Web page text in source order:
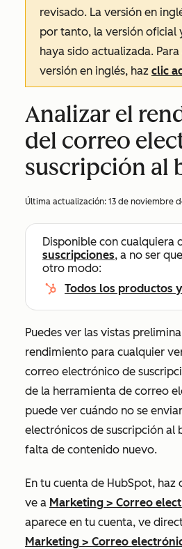
revisado. La versión en
por tanto, la versión oficial
haya sido actualizada.
versión en inglés, haz clic
Analizar el
del correo
suscripción al
Última actualización: 13 de noviembre
Disponible con cualquiera
suscripciones, a no ser
otro modo:
Todos los productos
Puedes ver las vistas
rendimiento para cualquier
correo electrónico de
de la herramienta de correo
puede ver cuándo no se
electrónicos de suscripción al
falta de contenido nuevo.
En tu cuenta de HubSpot, haz
ve a Marketing > Correo
aparece en tu cuenta, ve
Marketing > Correo